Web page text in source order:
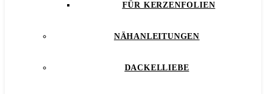
FÜR KERZENFOLIEN
NÄHANLEITUNGEN
DACKELLIEBE